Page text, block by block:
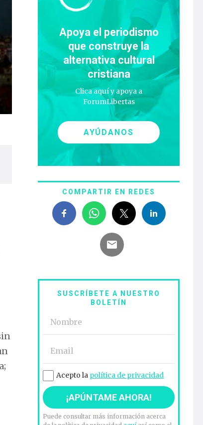
Apoya el periodismo
que construye la
alternativa cultural
cristiana
Clica aquí y apoya a
ForumLibertas
AYÚDANOS
COMPARTIR EN REDES
SUSCRÍBETE A NUESTRO
BOLETÍN
Acepto la política de privacidad
Puede consultar más información acerca